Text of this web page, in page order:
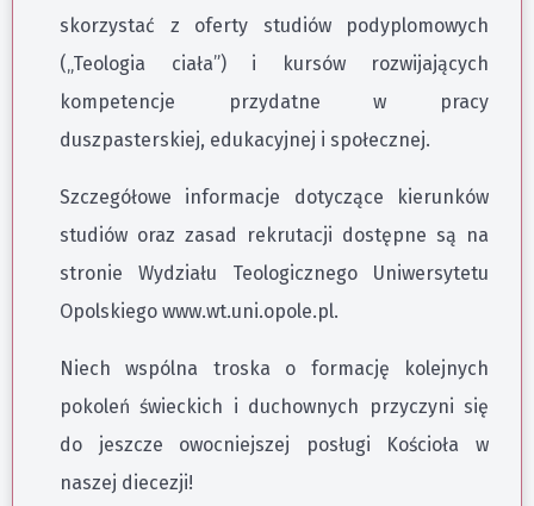
skorzystać z oferty studiów podyplomowych
(„Teologia ciała”) i kursów rozwijających
kompetencje przydatne w pracy
duszpasterskiej, edukacyjnej i społecznej.
Szczegółowe informacje dotyczące kierunków
studiów oraz zasad rekrutacji dostępne są na
stronie Wydziału Teologicznego Uniwersytetu
Opolskiego www.wt.uni.opole.pl.
Niech wspólna troska o formację kolejnych
pokoleń świeckich i duchownych przyczyni się
do jeszcze owocniejszej posługi Kościoła w
naszej diecezji!